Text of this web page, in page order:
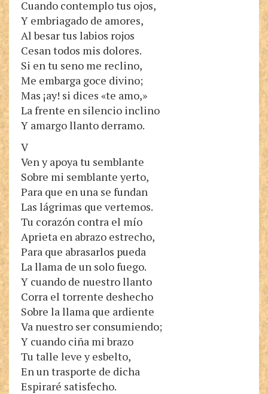
Cuando contemplo tus ojos,
Y embriagado de amores,
Al besar tus labios rojos
Cesan todos mis dolores.
Si en tu seno me reclino,
Me embarga goce divino;
Mas ¡ay! si dices «te amo,»
La frente en silencio inclino
Y amargo llanto derramo.
V
Ven y apoya tu semblante
Sobre mi semblante yerto,
Para que en una se fundan
Las lágrimas que vertemos.
Tu corazón contra el mío
Aprieta en abrazo estrecho,
Para que abrasarlos pueda
La llama de un solo fuego.
Y cuando de nuestro llanto
Corra el torrente deshecho
Sobre la llama que ardiente
Va nuestro ser consumiendo;
Y cuando ciña mi brazo
Tu talle leve y esbelto,
En un trasporte de dicha
Espiraré satisfecho.